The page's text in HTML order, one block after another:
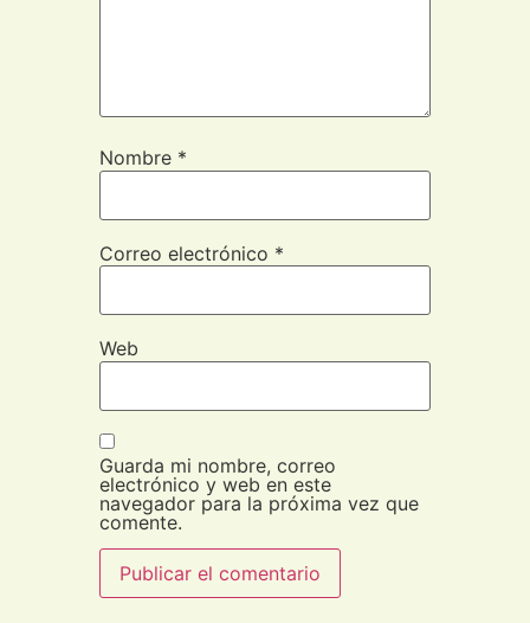
Nombre *
Correo electrónico *
Web
Guarda mi nombre, correo
electrónico y web en este
navegador para la próxima vez que
comente.